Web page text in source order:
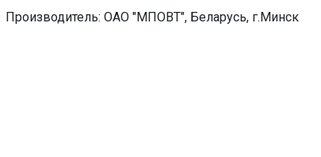
Производитель: ОАО "МПОВТ", Беларусь, г.Минск